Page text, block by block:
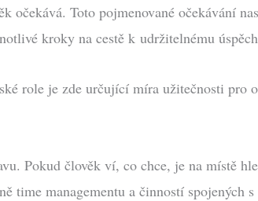
Toto pojmenované očekávání
kroky na cestě k udržitelnému
role je zde určující míra užitečnosti
Pokud člověk ví, co chce, je na místě
time managementu a činností spojených